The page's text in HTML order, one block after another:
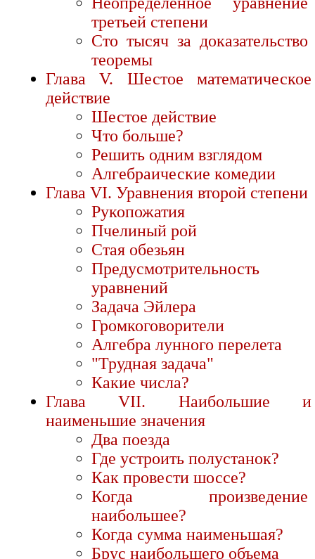
третьей степени
Сто тысяч за доказательство
теоремы
Глава V. Шестое математическое
действие
Шестое действие
Что больше?
Решить одним взглядом
Алгебраические комедии
Глава VI. Уравнения второй степени
Рукопожатия
Пчелиный рой
Стая обезьян
Предусмотрительность
уравнений
Задача Эйлера
Громкоговорители
Алгебра лунного перелета
"Трудная задача"
Какие числа?
Глава VII. Наибольшие и
наименьшие значения
Два поезда
Где устроить полустанок?
Как провести шоссе?
Когда произведение
наибольшее?
Когда сумма наименьшая?
Брус наибольшего объема